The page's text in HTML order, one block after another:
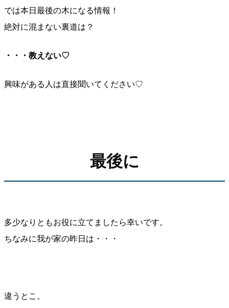
では本日最後の木になる情報！
絶対に混まない裏道は？
・・・教えない♡
興味がある人は直接聞いてください♡
最後に
多少なりともお役に立てましたら幸いです。
ちなみに我が家の昨日は・・・
違うとこ。